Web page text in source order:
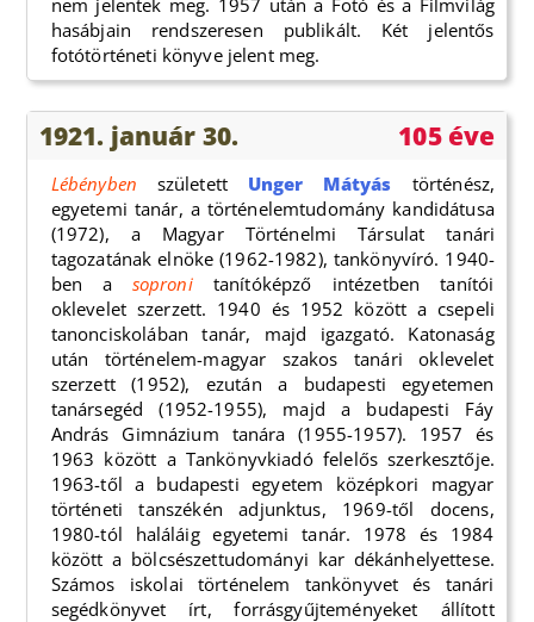
nem jelentek meg. 1957 után a Fotó és a Filmvilág
hasábjain rendszeresen publikált. Két jelentős
fotótörténeti könyve jelent meg.
1921. január 30. 105 éve
Lébényben született Unger Mátyás történész,
egyetemi tanár, a történelemtudomány kandidátusa
(1972), a Magyar Történelmi Társulat tanári
tagozatának elnöke (1962-1982), tankönyvíró. 1940-
ben a sopronitanítóképző intézetben tanítói
oklevelet szerzett. 1940 és 1952 között a csepeli
tanonciskolában tanár, majd igazgató. Katonaság
után történelem-magyar szakos tanári oklevelet
szerzett (1952), ezután a budapesti egyetemen
tanársegéd (1952-1955), majd a budapesti Fáy
András Gimnázium tanára (1955-1957). 1957 és
1963 között a Tankönyvkiadó felelős szerkesztője.
1963-től a budapesti egyetem középkori magyar
történeti tanszékén adjunktus, 1969-től docens,
1980-tól haláláig egyetemi tanár. 1978 és 1984
között a bölcsészettudományi kar dékánhelyettese.
Számos iskolai történelem tankönyvet és tanári
segédkönyvet írt, forrásgyűjteményeket állított